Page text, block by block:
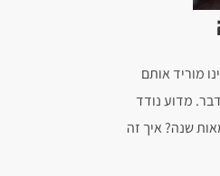
מוריד אותם
מדוע נודד
שנה? איך זה